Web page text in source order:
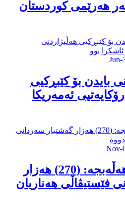
هەرێمى کوردستان
بایدن بۆ کێبڕکیی
ئەمەریکا
گەشتوگوزاری هەڵەبجە: (270) هەزار
فێستیڤاڵی هەناریان